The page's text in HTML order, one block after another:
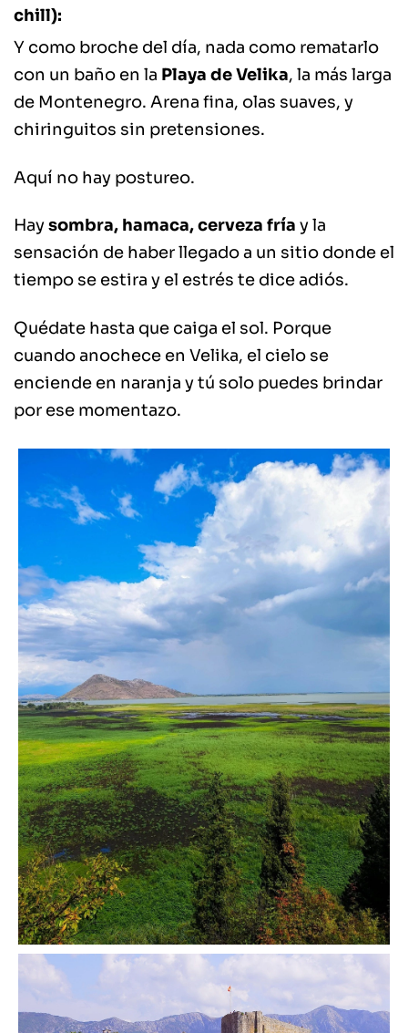
chill):
Y como broche del día, nada como rematarlo
con un baño en la Playa de Velika, la más larga
de Montenegro. Arena fina, olas suaves, y
chiringuitos sin pretensiones.
Aquí no hay postureo.
Haysombra, hamaca, cerveza fría y la
sensación de haber llegado a un sitio donde el
tiempo se estira y el estrés te dice adiós.
Quédate hasta que caiga el sol. Porque
cuando anochece en Velika, el cielo se
enciende en naranja y tú solo puedes brindar
por ese momentazo.